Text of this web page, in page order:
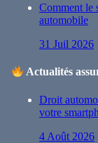
Comment le
automobile
31 Juil 2026
Actualités
Droit
votre
4 Août 2026